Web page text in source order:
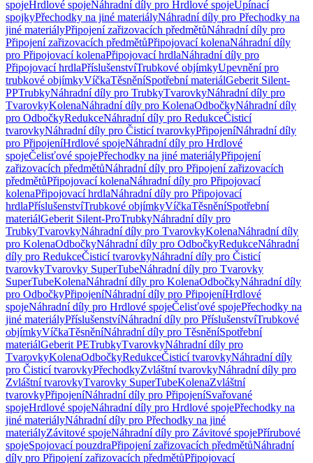
spojeHrdlové spojeNáhradní díly pro Hrdlové spojeUpínací
spojkyPřechodky na jiné materiályNáhradní díly pro Přechodky na
jiné materiályPřipojení zařizovacích předmětůNáhradní díly pro
Připojení zařizovacích předmětůPřipojovací kolenaNáhradní díly
pro Připojovací kolenaPřipojovací hrdlaNáhradní díly pro
Připojovací hrdlaPříslušenstvíTrubkové objímkyUpevnění pro
trubkové objímkyVíčkaTěsněníSpotřební materiálGeberit Silent-
PPTrubkyNáhradní díly pro TrubkyTvarovkyNáhradní díly pro
TvarovkyKolenaNáhradní díly pro KolenaOdbočkyNáhradní díly
pro OdbočkyRedukceNáhradní díly pro RedukceČisticí
tvarovkyNáhradní díly pro Čisticí tvarovkyPřipojeníNáhradní díly
pro PřipojeníHrdlové spojeNáhradní díly pro Hrdlové
spojeČelisťové spojePřechodky na jiné materiályPřipojení
zařizovacích předmětůNáhradní díly pro Připojení zařizovacích
předmětůPřipojovací kolenaNáhradní díly pro Připojovací
kolenaPřipojovací hrdlaNáhradní díly pro Připojovací
hrdlaPříslušenstvíTrubkové objímkyVíčkaTěsněníSpotřební
materiálGeberit Silent-ProTrubkyNáhradní díly pro
TrubkyTvarovkyNáhradní díly pro TvarovkyKolenaNáhradní díly
pro KolenaOdbočkyNáhradní díly pro OdbočkyRedukceNáhradní
díly pro RedukceČisticí tvarovkyNáhradní díly pro Čisticí
tvarovkyTvarovky SuperTubeNáhradní díly pro Tvarovky
SuperTubeKolenaNáhradní díly pro KolenaOdbočkyNáhradní díly
pro OdbočkyPřipojeníNáhradní díly pro PřipojeníHrdlové
spojeNáhradní díly pro Hrdlové spojeČelisťové spojePřechodky na
jiné materiályPříslušenstvíNáhradní díly pro PříslušenstvíTrubkové
objímkyVíčkaTěsněníNáhradní díly pro TěsněníSpotřební
materiálGeberit PETrubkyTvarovkyNáhradní díly pro
TvarovkyKolenaOdbočkyRedukceČisticí tvarovkyNáhradní díly
pro Čisticí tvarovkyPřechodkyZvláštní tvarovkyNáhradní díly pro
Zvláštní tvarovkyTvarovky SuperTubeKolenaZvláštní
tvarovkyPřipojeníNáhradní díly pro PřipojeníSvařované
spojeHrdlové spojeNáhradní díly pro Hrdlové spojePřechodky na
jiné materiályNáhradní díly pro Přechodky na jiné
materiályZávitové spojeNáhradní díly pro Závitové spojePřírubové
spojeSpojovací pouzdraPřipojení zařizovacích předmětůNáhradní
díly pro Připojení zařizovacích předmětůPřipojovací